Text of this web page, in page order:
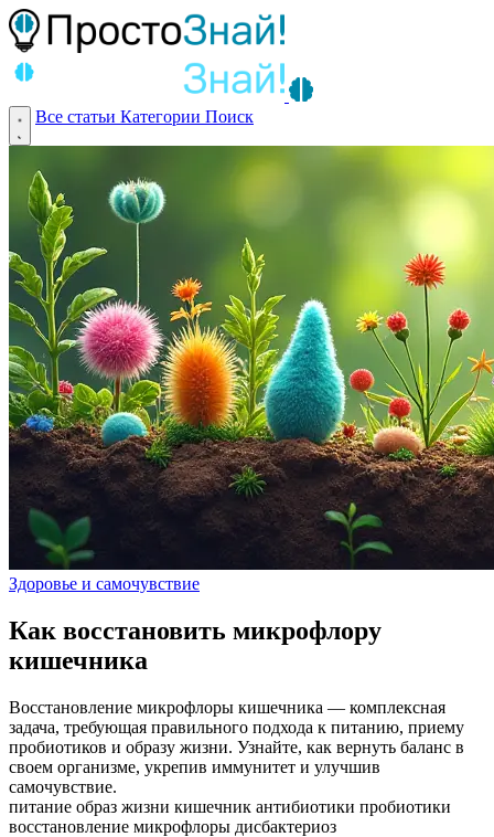
Все статьи Категории Поиск
Здоровье и самочувствие
Как восстановить микрофлору
кишечника
Восстановление микрофлоры кишечника — комплексная
задача, требующая правильного подхода к питанию, приему
пробиотиков и образу жизни. Узнайте, как вернуть баланс в
своем организме, укрепив иммунитет и улучшив
самочувствие.
питание образ жизни кишечник антибиотики пробиотики
восстановление микрофлоры дисбактериоз